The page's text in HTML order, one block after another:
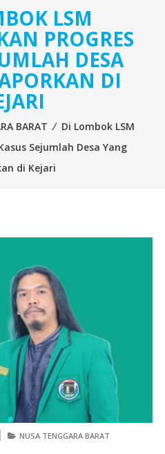
LSM
PROGRES
DESA
DI
BARAT ⁄ Di Lombok LSM
Sejumlah Desa Yang
di Kejari
NUSA TENGGARA BARAT